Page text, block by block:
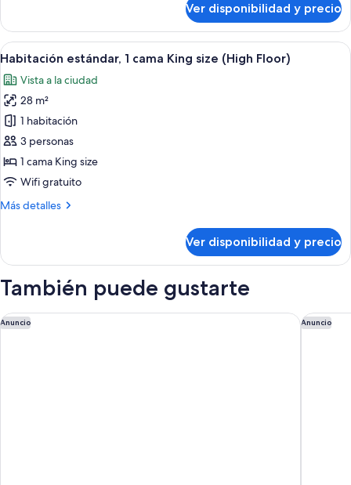
estándar,
cama
size
(Dog)
Ver disponibilidad y precio
Ver
todas
las
fotos
de
Habitación
estándar,
1
King
Floor)
Ropa de cama hipoalergénica y
5
Habitación estándar, 1 cama King size (High Floor)
Vista a la ciudad
28 m²
1 habitación
3 personas
1 cama King size
Wifi gratuito
Más detalles
Más
estándar,
cama
size
(High
Ver disponibilidad y precio
También puede gustarte
Anuncio
Hotel East Taipei Anuncio
Humble